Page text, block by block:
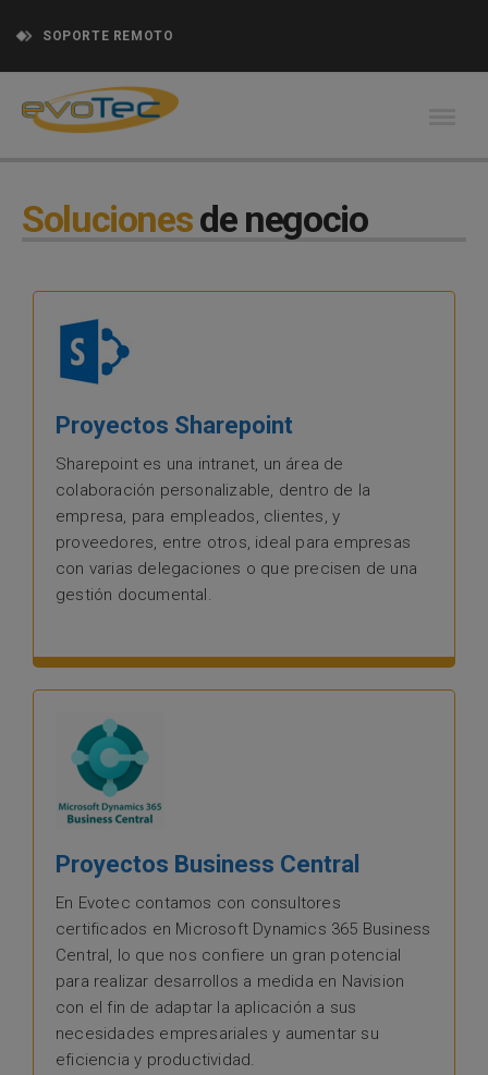
SOPORTE REMOTO
Solucionesde negocio
Proyectos Sharepoint
Sharepoint es una intranet, un área de
colaboración personalizable, dentro de la
empresa, para empleados, clientes, y
proveedores, entre otros, ideal para empresas
con varias delegaciones o que precisen de una
gestión documental.
Proyectos Business Central
En Evotec contamos con consultores
certificados en Microsoft Dynamics 365 Business
Central, lo que nos confiere un gran potencial
para realizar desarrollos a medida en Navision
con el fin de adaptar la aplicación a sus
necesidades empresariales y aumentar su
eficiencia y productividad.